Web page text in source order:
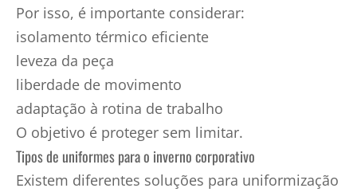
Por isso, é importante considerar:
isolamento térmico eficiente
leveza da peça
liberdade de movimento
adaptação à rotina de trabalho
O objetivo é proteger sem limitar.
Tipos de uniformes para o inverno corporativo
Existem diferentes soluções para uniformização